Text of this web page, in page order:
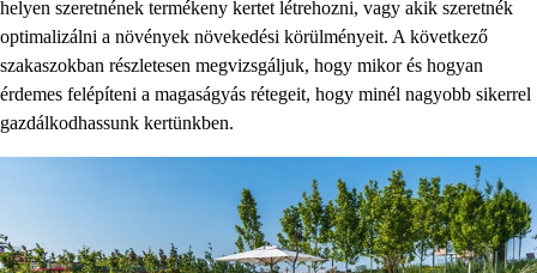
helyen szeretnének termékeny kertet létrehozni, vagy akik szeretnék
optimalizálni a növények növekedési körülményeit. A következő
szakaszokban részletesen megvizsgáljuk, hogy mikor és hogyan
érdemes felépíteni a magaságyás rétegeit, hogy minél nagyobb sikerrel
gazdálkodhassunk kertünkben.